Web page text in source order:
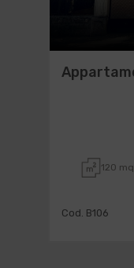
120 mq
Cod. B106